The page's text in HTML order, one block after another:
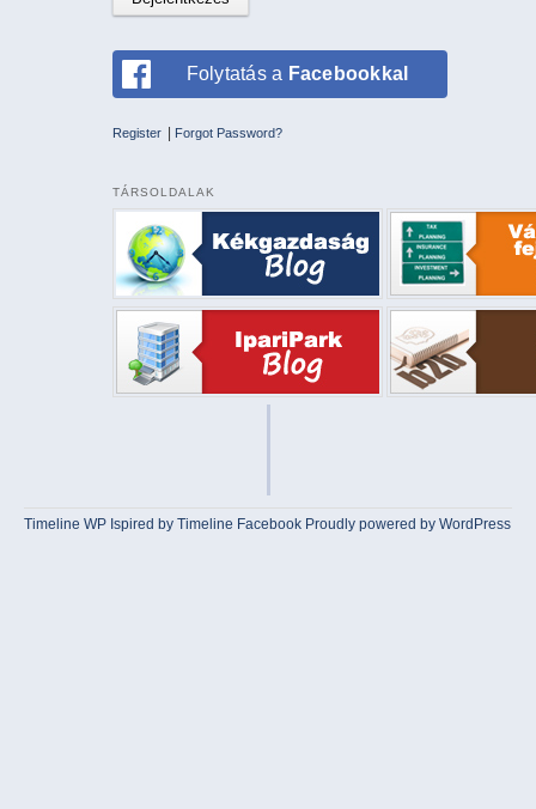
Folytatás a Facebookkal
Register Forgot Password?
TÁRSOLDALAK
Timeline WP Ispired byTimeline Facebook Proudly powered by WordPress